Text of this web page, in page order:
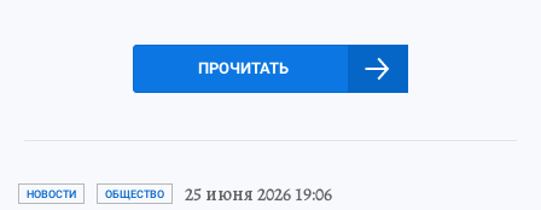
ПРОЧИТАТЬ
НОВОСТИ ОБЩЕСТВО 25 июня 2026 19:06